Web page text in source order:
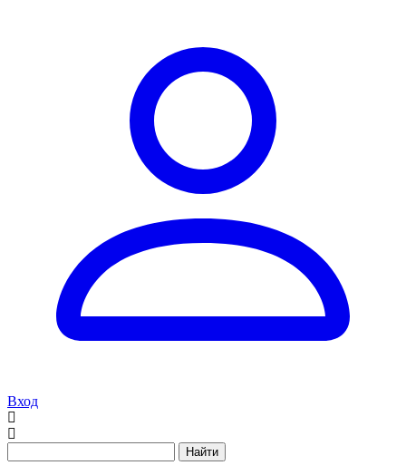
Вход
Найти